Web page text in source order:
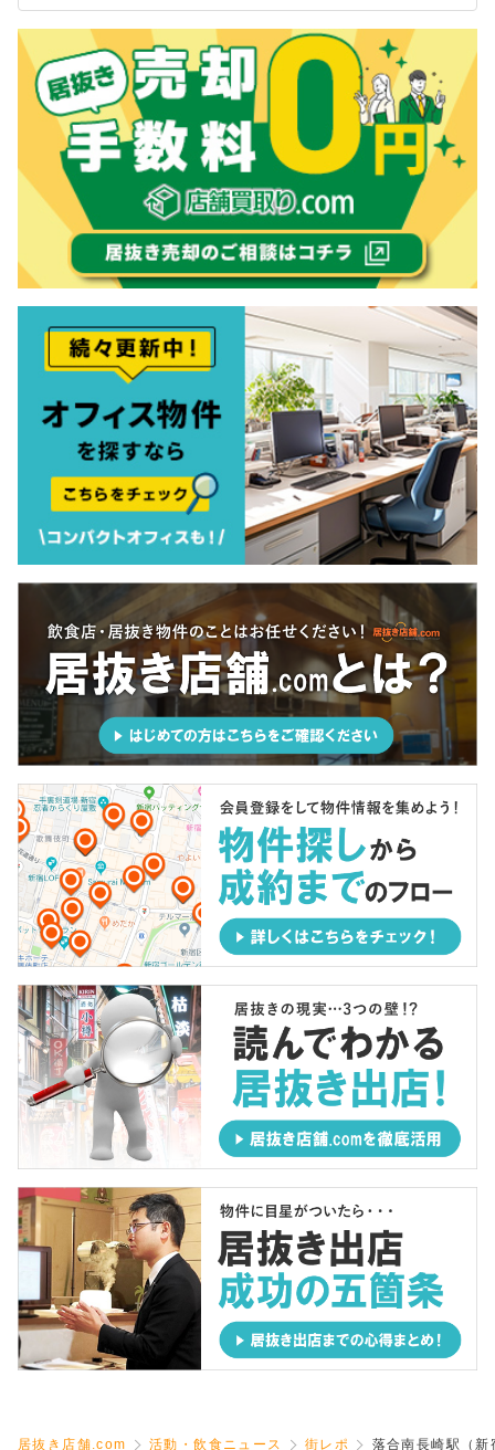
居抜き店舗.com 活動・飲食ニュース 街レポ 落合南長崎駅（